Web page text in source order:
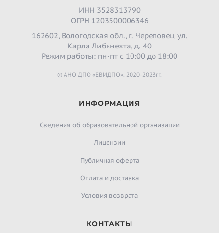
ИНН 3528313790
ОГРН 1203500006346
162602, Вологодская обл., г. Череповец, ул.
Карла Либкнехта, д. 40
Режим работы: пн-пт с 10:00 до 18:00
© АНО ДПО «ЕВИДПО». 2020-2023гг.
ИНФОРМАЦИЯ
Сведения об образовательной организации
Лицензии
Публичная оферта
Оплата и доставка
Условия возврата
КОНТАКТЫ